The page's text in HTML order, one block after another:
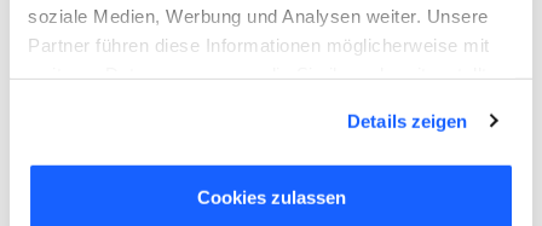
soziale Medien, Werbung und Analysen weiter. Unsere
Partner führen diese Informationen möglicherweise mit
gesammelt haben. Sie geben Einwilligung zu unseren
Cookies, wenn Sie unsere Webseite weiterhin nutzen.
Details zeigen
Cookies zulassen
Arbeitgeber und Arbeitnehmer
Themen